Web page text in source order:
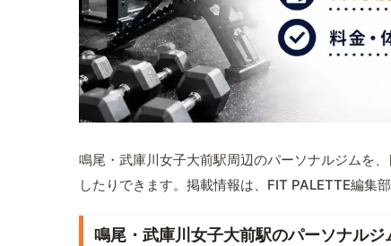
鳴尾・武庫川女子大前駅周辺のパーソナルジムを
したりできます。掲載情報は、FIT PALETTE編集
鳴尾・武庫川女子大前駅のパーソナルジ